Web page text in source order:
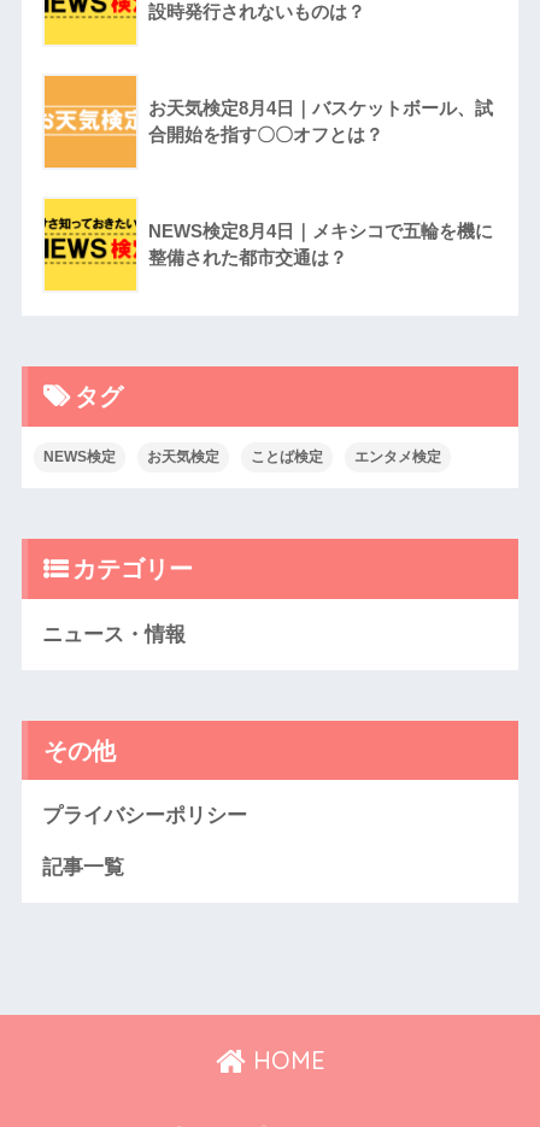
設時発行されないものは？
お天気検定8月4日｜バスケットボール、試
合開始を指す〇〇オフとは？
NEWS検定8月4日｜メキシコで五輪を機に
整備された都市交通は？
タグ
NEWS検定 お天気検定 ことば検定 エンタメ検定
カテゴリー
ニュース・情報
その他
プライバシーポリシー
記事一覧
HOME